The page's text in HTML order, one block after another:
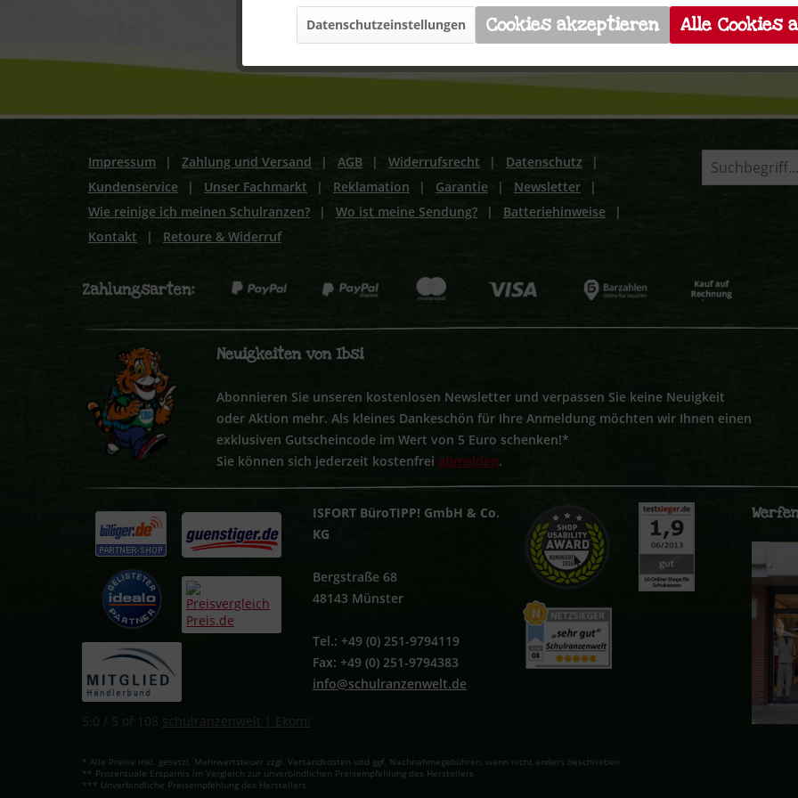
Impressum | Zahlung und Versand | AGB | Widerrufsrecht | Datenschutz
|
Kundenservice
| Unser Fachmarkt | Reklamation | Garantie | Newsletter
|
Wie reinige ich meinen Schulranzen?
| Wo ist meine Sendung? | Batteriehinweise
|
Kontakt
| Retoure & Widerruf
Neuigkeiten von Ibsi
Abonnieren Sie unseren kostenlosen Newsletter und verpassen Sie keine Neuigkeit
oder Aktion mehr. Als kleines Dankeschön für Ihre Anmeldung möchten wir Ihnen einen
exklusiven Gutscheincode im Wert von 5 Euro schenken!*
Sie können sich jederzeit kostenfrei abmelden.
ISFORT BüroTIPP! GmbH & Co.
KG
Bergstraße 68
48143 Münster
Tel.: +49 (0) 251-9794119
Fax: +49 (0) 251-9794383
info@schulranzenwelt.de
5.0 / 5 of 108 schulranzenwelt | Ekomi
* Alle Preise inkl. gesetzl. Mehrwertsteuer zzgl. Versandkosten und ggf. Nachnahmegebühren, wenn nicht anders beschrieben.
** Prozentuale Ersparnis im Vergleich zur unverbindlichen Preisempfehlung des Herstellers
*** Unverbindliche Preisempfehlung des Herstellers
Service
Datenschutzeinstellungen Cookies akzeptieren Alle Cookies